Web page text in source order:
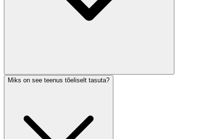
Miks on see teenus tõeliselt tasuta?